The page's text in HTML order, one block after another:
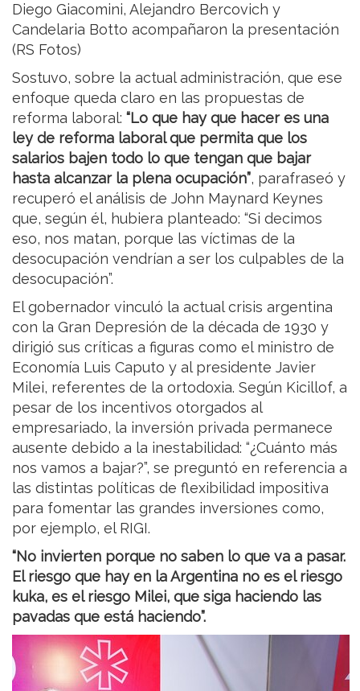
Diego Giacomini, Alejandro Bercovich y
Candelaria Botto acompañaron la presentación
(RS Fotos)
Sostuvo, sobre la actual administración, que ese
enfoque queda claro en las propuestas de
reforma laboral: “Lo que hay que hacer es una
ley de reforma laboral que permita que los
salarios bajen todo lo que tengan que bajar
hasta alcanzar la plena ocupación”, parafraseó y
recuperó el análisis de John Maynard Keynes
que, según él, hubiera planteado: “Si decimos
eso, nos matan, porque las víctimas de la
desocupación vendrían a ser los culpables de la
desocupación”.
El gobernador vinculó la actual crisis argentina
con la Gran Depresión de la década de 1930 y
dirigió sus críticas a figuras como el ministro de
Economía Luis Caputo y al presidente Javier
Milei, referentes de la ortodoxia. Según Kicillof, a
pesar de los incentivos otorgados al
empresariado, la inversión privada permanece
ausente debido a la inestabilidad: “¿Cuánto más
nos vamos a bajar?”, se preguntó en referencia a
las distintas políticas de flexibilidad impositiva
para fomentar las grandes inversiones como,
por ejemplo, el RIGI.
“No invierten porque no saben lo que va a pasar.
El riesgo que hay en la Argentina no es el riesgo
kuka, es el riesgo Milei, que siga haciendo las
pavadas que está haciendo”.